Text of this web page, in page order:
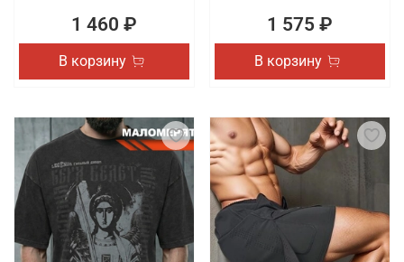
1 460 ₽
В корзину
1 575 ₽
В корзину